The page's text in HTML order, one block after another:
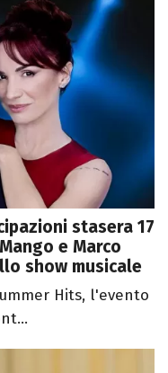
stasera 17
e Marco
show musicale
Hits, l'evento